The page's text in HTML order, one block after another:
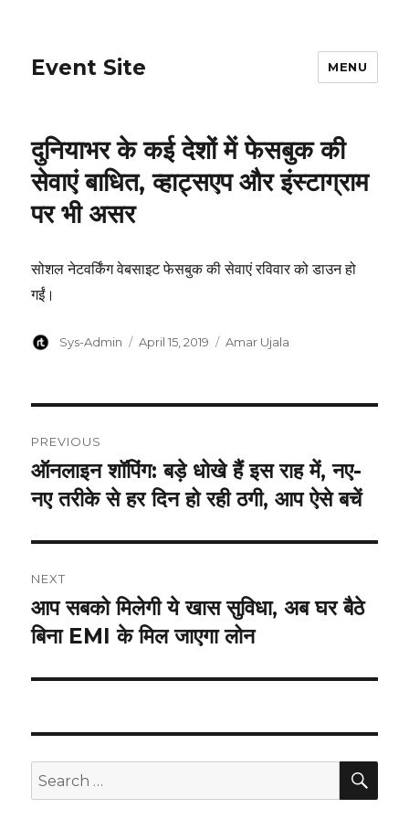
Event Site MENU
दुनियाभर के कई देशों में फेसबुक की
सेवाएं बाधित, व्हाट्सएप और इंस्टाग्राम
पर भी असर
सोशल नेटवर्किंग वेबसाइट फेसबुक की सेवाएं रविवार को डाउन हो
गईं।
Author
Sys-Admin
Posted
April 15, 2019 Categories
Amar Ujala
navigation
PREVIOUS
Previous
post:
ऑनलाइन शॉपिंग: बड़े धोखे हैं इस राह में, नए-
नए तरीके से हर दिन हो रही ठगी, आप ऐसे बचें
NEXT
Next
post:
आप सबको मिलेगी ये खास सुविधा, अब घर बैठे
बिना EMI के मिल जाएगा लोन
Search
for: